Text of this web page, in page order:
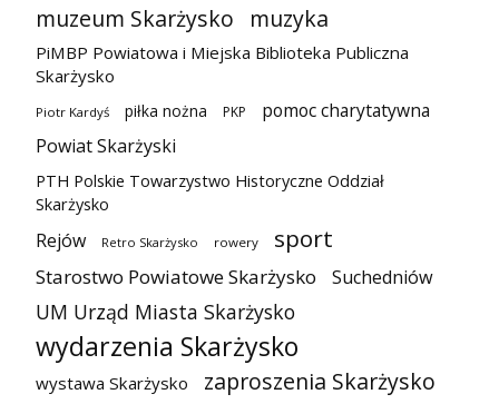
muzeum Skarżysko
muzyka
PiMBP Powiatowa i Miejska Biblioteka Publiczna
Skarżysko
Piotr Kardyś piłka nożna PKP
pomoc charytatywna
Powiat Skarżyski
PTH Polskie Towarzystwo Historyczne Oddział
Skarżysko
Rejów Retro Skarżysko rowery sport
Starostwo Powiatowe Skarżysko Suchedniów
UM Urząd Miasta Skarżysko
wydarzenia Skarżysko
wystawa Skarżysko zaproszenia Skarżysko